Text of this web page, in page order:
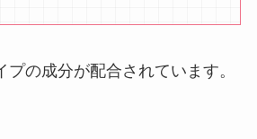
プの成分が配合されています。